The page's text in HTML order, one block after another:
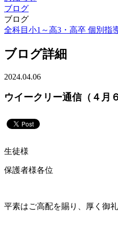
ブログ
ブログ
全科目小1～高3・高卒 個別指
ブログ詳細
2024.04.06
ウイークリー通信（４月
生徒様
保護者様各位
平素はご高配を賜り、厚く御